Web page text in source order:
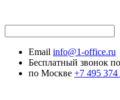
Email info@1-office.ru
Бесплатный звонок
по Москве +7 495 374